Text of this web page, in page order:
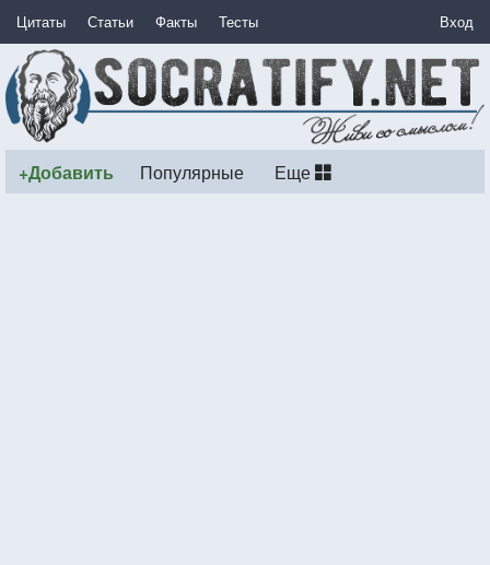
Цитаты Статьи Факты Тесты Вход
+Добавить Популярные Еще